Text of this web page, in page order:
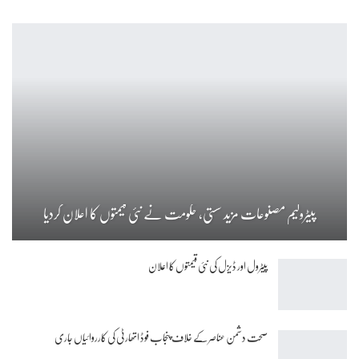
پیٹرولیم مصنوعات مزید سستی، حکومت نے نئی قیمتوں کا اعلان کردیا
پیٹرول اور ڈیزل کی نئی قیمتوں کا اعلان
صحت دشمن عناصر کے خلاف پنجاب فوڈ اتھارٹی کی کارروائیاں جاری